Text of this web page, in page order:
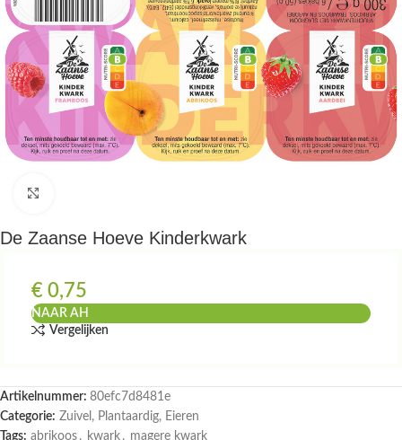
De Zaanse Hoeve Kinderkwark
€ 0,75
NAAR AH
Vergelijken
Artikelnummer: 80efc7d8481e
Categorie: Zuivel, Plantaardig, Eieren
Tags: abrikoos , kwark , magere kwark